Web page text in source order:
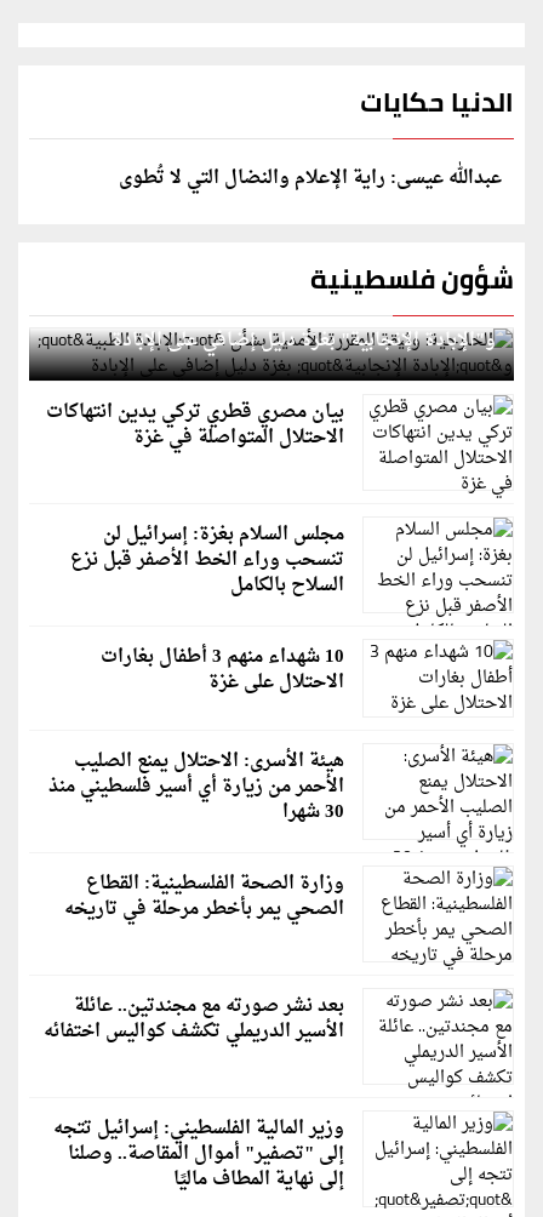
الدنيا حكايات
عبدالله عيسى: راية الإعلام والنضال التي لا تُطوى
شؤون فلسطينية
الخارجية: وثيقة المقررة الأممية بشأن "الإبادة الطبية"
و"الإبادة الإنجابية" بغزة دليل إضافي على الإبادة
بيان مصري قطري تركي يدين انتهاكات
الاحتلال المتواصلة في غزة
مجلس السلام بغزة: إسرائيل لن
تنسحب وراء الخط الأصفر قبل نزع
السلاح بالكامل
10 شهداء منهم 3 أطفال بغارات
الاحتلال على غزة
هيئة الأسرى: الاحتلال يمنع الصليب
الأحمر من زيارة أي أسير فلسطيني منذ
30 شهرا
وزارة الصحة الفلسطينية: القطاع
الصحي يمر بأخطر مرحلة في تاريخه
بعد نشر صورته مع مجندتين.. عائلة
الأسير الدريملي تكشف كواليس اختفائه
وزير المالية الفلسطيني: إسرائيل تتجه
إلى "تصفير" أموال المقاصة.. وصلنا
إلى نهاية المطاف ماليًا